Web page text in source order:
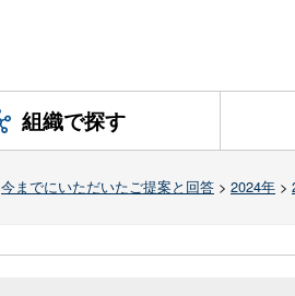
組織で探す
今までにいただいたご提案と回答 > 2024年 >